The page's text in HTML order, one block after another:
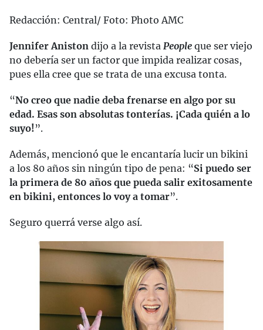
Redacción: Central/ Foto: Photo AMC
Jennifer Aniston dijo a la revista People que ser viejo
no debería ser un factor que impida realizar cosas,
pues ella cree que se trata de una excusa tonta.
“No creo que nadie deba frenarse en algo por su
edad. Esas son absolutas tonterías. ¡Cada quién a lo
suyo!”.
Además, mencionó que le encantaría lucir un bikini
a los 80 años sin ningún tipo de pena: “Si puedo ser
la primera de 80 años que pueda salir exitosamente
en bikini, entonces lo voy a tomar”.
Seguro querrá verse algo así.